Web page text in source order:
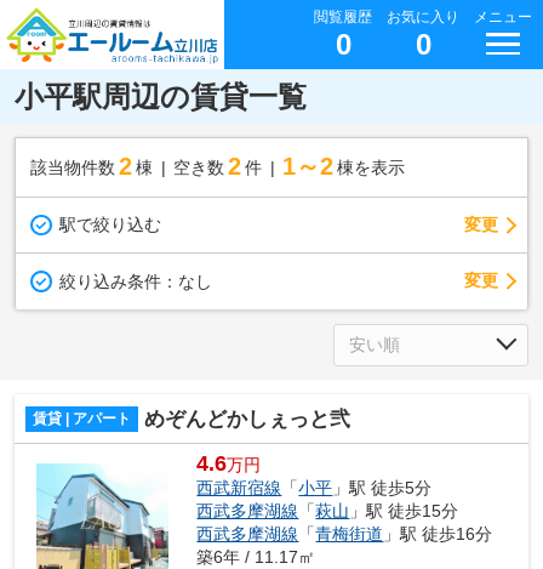
閲覧履歴
0
お気に入り
0
メニュー
小平駅周辺の賃貸一覧
該当物件数 2棟 空き数 2 件 1～2 棟を表示
駅で絞り込む 変更
絞り込み条件： なし 変更
賃貸 | アパート めぞんどかしぇっと弐
4.6万円
西武新宿線 「小平 」駅 徒歩5分
西武多摩湖線 「萩山 」駅 徒歩15分
西武多摩湖線 「青梅街道 」駅 徒歩16分
築6年 / 11.17㎡